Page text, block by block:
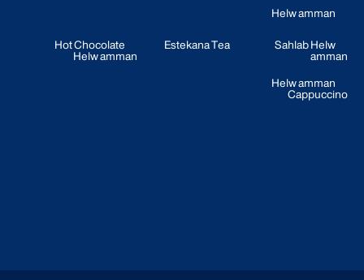
Helw amman
Sahlab Helw
amman
Estekana Tea
Hot Chocolate
Helw amman
Helw amman
Cappuccino